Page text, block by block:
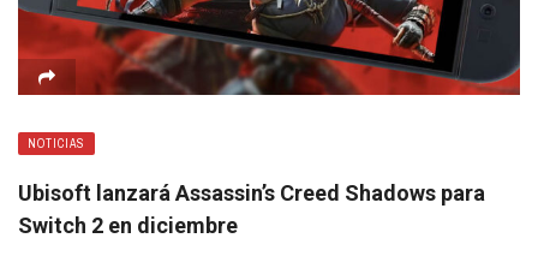
NOTICIAS
Ubisoft lanzará Assassin’s Creed Shadows para
Switch 2 en diciembre